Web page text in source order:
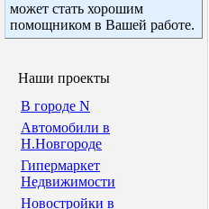
может стать хорошим
помощником в Вашей работе.
Наши проекты
В городе N
Автомобили в
Н.Новгороде
Гипермаркет
Недвижимости
Новостройки в